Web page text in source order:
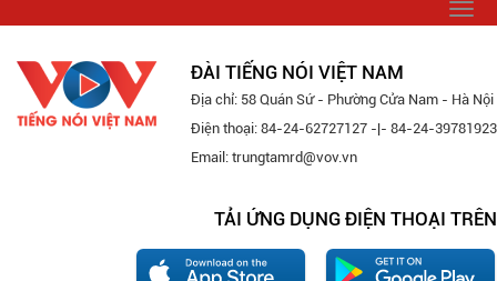
ĐÀI TIẾNG NÓI VIỆT NAM
Địa chỉ: 58 Quán Sứ - Phường Cửa Nam - Hà Nội
Điện thoại: 84-24-62727127 -|- 84-24-39781923
Email: trungtamrd@vov.vn
TẢI ỨNG DỤNG ĐIỆN THOẠI TRÊN